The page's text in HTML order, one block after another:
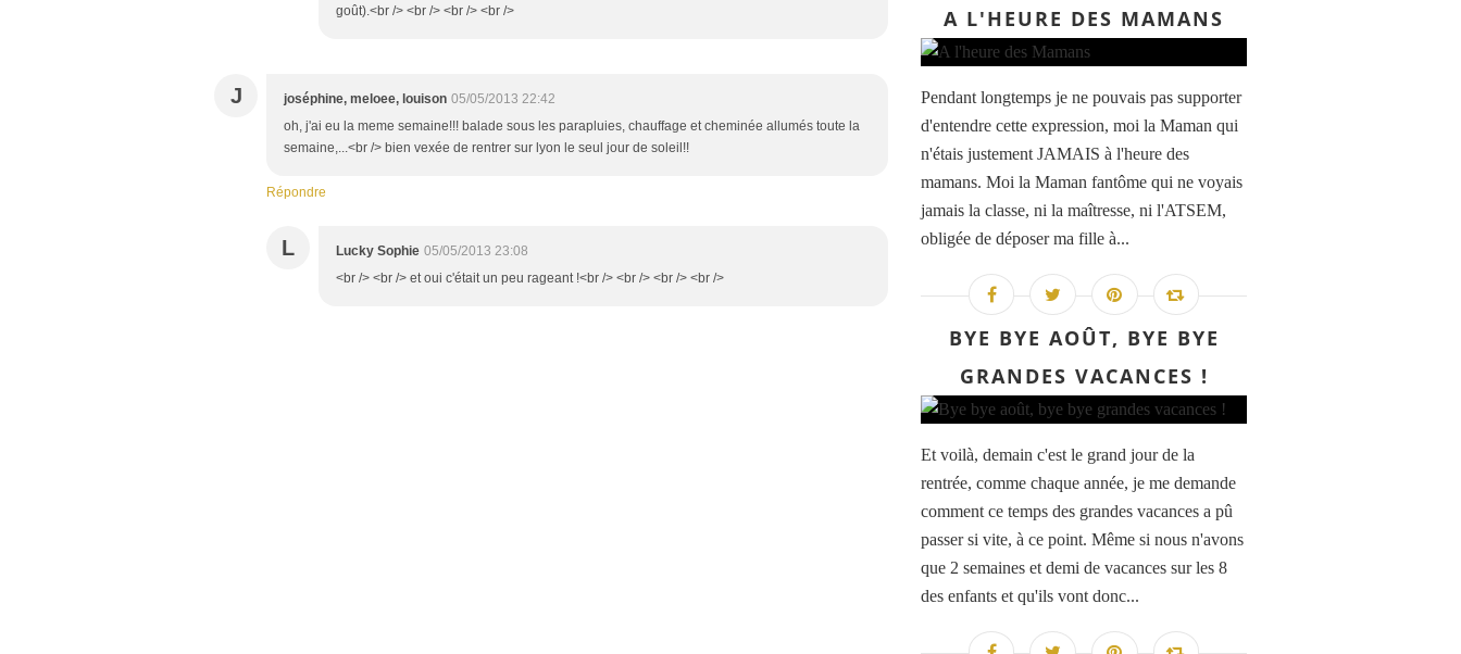
goût).<br /> <br /> <br /> <br />
J joséphine, meloee, louison 05/05/2013 22:42
oh, j'ai eu la meme semaine!!! balade sous les parapluies, chauffage et cheminée allumés toute la
semaine,...<br /> bien vexée de rentrer sur lyon le seul jour de soleil!!
Répondre
L Lucky Sophie 05/05/2013 23:08
<br /> <br /> et oui c'était un peu rageant !<br /> <br /> <br /> <br />
A L'HEURE DES MAMANS
Pendant longtemps je ne pouvais pas supporter
d'entendre cette expression, moi la Maman qui
n'étais justement JAMAIS à l'heure des
mamans. Moi la Maman fantôme qui ne voyais
jamais la classe, ni la maîtresse, ni l'ATSEM,
obligée de déposer ma fille à...
BYE BYE AOÛT, BYE BYE
GRANDES VACANCES !
Et voilà, demain c'est le grand jour de la
rentrée, comme chaque année, je me demande
comment ce temps des grandes vacances a pû
passer si vite, à ce point. Même si nous n'avons
que 2 semaines et demi de vacances sur les 8
des enfants et qu'ils vont donc...